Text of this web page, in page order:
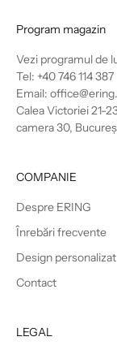
Program magazin
Vezi programul de
Tel: +40 746 114 387
Email:
Calea Victoriei 21-
camera 30,
COMPANIE
Despre ERING
Înrebări frecvente
Design personalizat
Contact
LEGAL